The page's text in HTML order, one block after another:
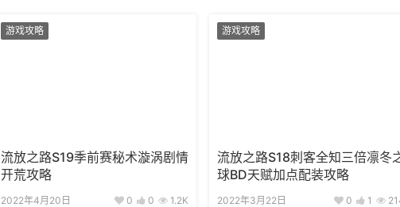
游戏攻略
流放之路S19季前赛秘术漩涡剧情
开荒攻略
2022年4月20日 0 0 1.2K
游戏攻略
流放之路S18刺客全知三倍凛冬
球BD天赋加点配装攻略
2022年3月22日 0 1